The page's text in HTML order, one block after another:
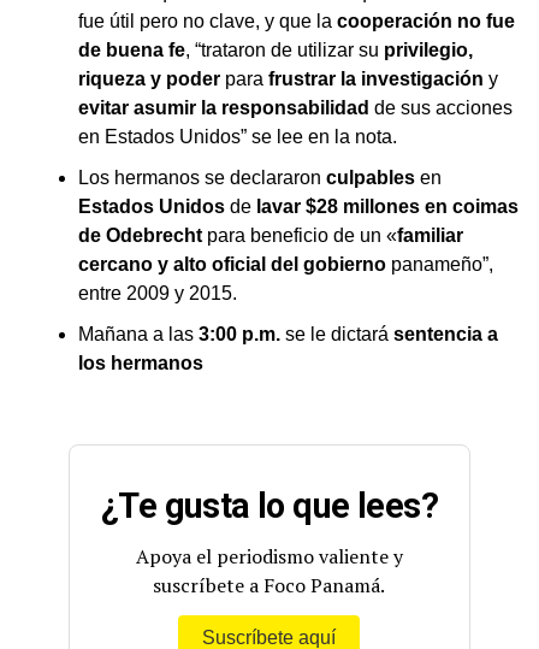
fue útil pero no clave, y que la cooperación no fue
de buena fe, “trataron de utilizar su privilegio,
riqueza y poder para frustrar la investigación y
evitar asumir la responsabilidad de sus acciones
en Estados Unidos” se lee en la nota.
Los hermanos se declararon culpables en
Estados Unidos de lavar $28 millones en coimas
de Odebrecht para beneficio de un «familiar
cercano y alto oficial del gobierno panameño”,
entre 2009 y 2015.
Mañana a las 3:00 p.m. se le dictará sentencia a
los hermanos
¿Te gusta lo que lees?
Apoya el periodismo valiente y
suscríbete a Foco Panamá.
Suscríbete aquí